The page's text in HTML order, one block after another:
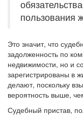
пользования
Это значит, что
задолженность по
недвижимости, но и
зарегистрированы в
делают, поскольку
вероятность выше,
Судебный пристав,